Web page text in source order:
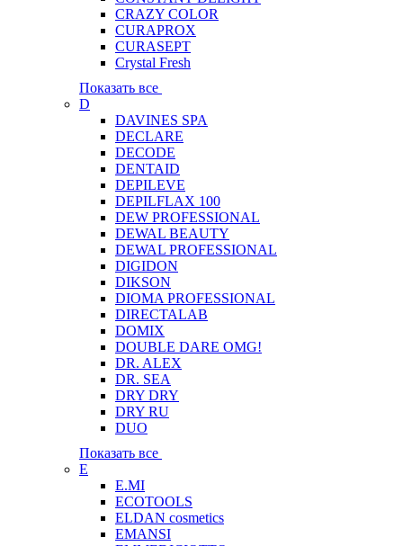
CRAZY COLOR
CURAPROX
CURASEPT
Crystal Fresh
Показать все
D
DAVINES SPA
DECLARE
DECODE
DENTAID
DEPILEVE
DEPILFLAX 100
DEW PROFESSIONAL
DEWAL BEAUTY
DEWAL PROFESSIONAL
DIGIDON
DIKSON
DIOMA PROFESSIONAL
DIRECTALAB
DOMIX
DOUBLE DARE OMG!
DR. ALEX
DR. SEA
DRY DRY
DRY RU
DUO
Показать все
E
E.MI
ECOTOOLS
ELDAN cosmetics
EMANSI